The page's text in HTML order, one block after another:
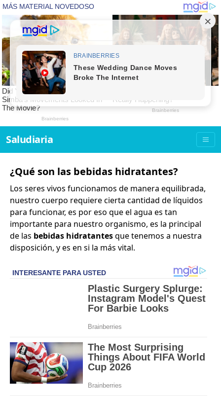
Saludiaria
¿Qué son las bebidas hidratantes?
Los seres vivos funcionamos de manera equilibrada,
nuestro cuerpo requiere cierta cantidad de líquidos
para funcionar, es por eso que el agua es tan
importante para nuestro organismo, es la principal
de las bebidas hidratantesque tenemos a nuestra
disposición, y es en si la más vital.